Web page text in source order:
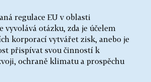
regulace EU v oblasti
otázku, zda je účelem
korporací vytvářet zisk, anebo je
přispívat svou činností k
ochraně klimatu a prospěchu